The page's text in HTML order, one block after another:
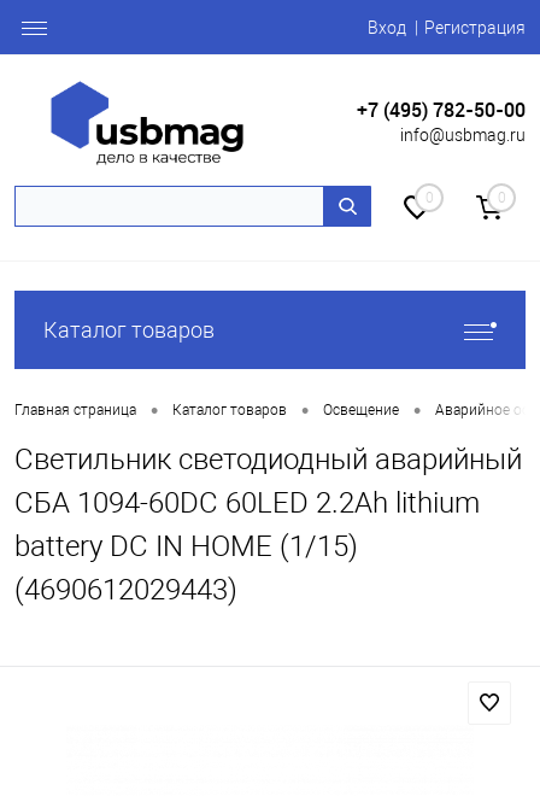
Вход Регистрация
+7 (495) 782-50-00
info@usbmag.ru
0 0
Каталог товаров
Главная страница • Каталог товаров • Освещение • Аварийное
Светильник светодиодный аварийный
СБА 1094-60DC 60LED 2.2Ah lithium
battery DC IN HOME (1/15)
(4690612029443)